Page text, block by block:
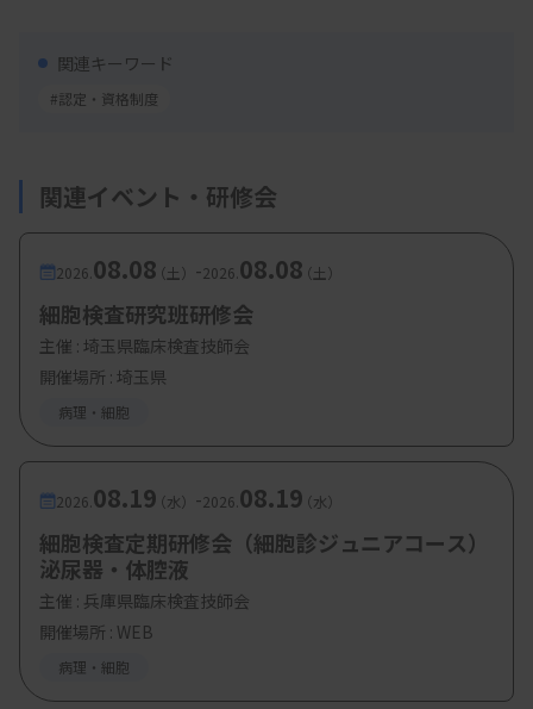
受験について
【参加費・定員など】
・参加費：兵臨技会員・学生：500 円、日臨技の
み会員・他臨技会員・非会員2000 円
関連キーワード
#認定・資格制度
関連イベント・研修会
2026. 08.08（土） -2026. 08.08（土）
細胞検査研究班研修会
主催 : 埼玉県臨床検査技師会
開催場所 : 埼玉県
病理・細胞
2026. 08.19（水） -2026. 08.19（水）
細胞検査定期研修会（細胞診ジュニアコース）
泌尿器・体腔液
主催 : 兵庫県臨床検査技師会
開催場所 : WEB
病理・細胞